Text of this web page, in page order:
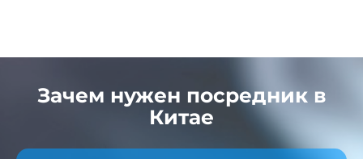
Зачем нужен посредник в
Китае